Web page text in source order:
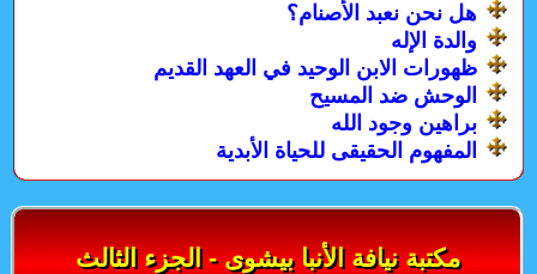
هل نحن نعبد الأصنام؟
والدة الإله
ظهورات الابن الوحيد في العهد القديم
الوحش ضد المسيح
براهين وجود الله
المفهوم الحقيقى للحياة الأبدية
مكتبة نيافة الأنبا بيشوى - الجزء الثالث